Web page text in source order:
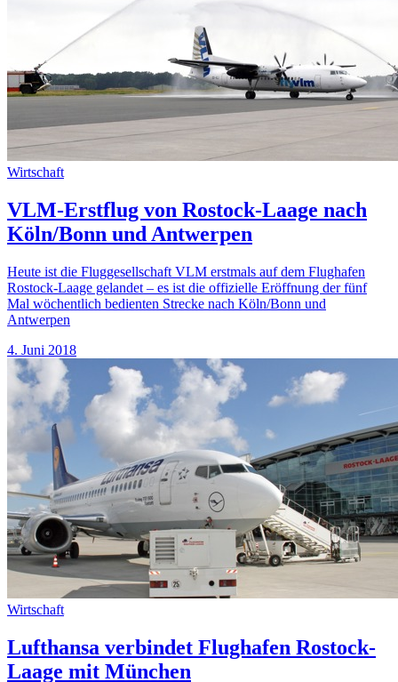
Wirtschaft
VLM-Erstflug von Rostock-Laage nach
Köln/Bonn und Antwerpen
Heute ist die Fluggesellschaft VLM erstmals auf dem Flughafen
Rostock-Laage gelandet – es ist die offizielle Eröffnung der fünf
Mal wöchentlich bedienten Strecke nach Köln/Bonn und
Antwerpen
4. Juni 2018
Wirtschaft
Lufthansa verbindet Flughafen Rostock-
Laage mit München